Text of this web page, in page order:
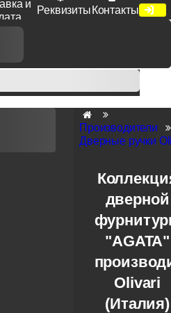
и
Реквизиты Контакты
7% при заказе от 50 тыс. руб
Extreza, Melodia, Forme при
Производители
Дверные ручки
дверной
"AGATA"
Olivari
(Италия)